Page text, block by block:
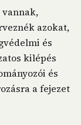
azokat,
és
kilépés
és
a fejezet